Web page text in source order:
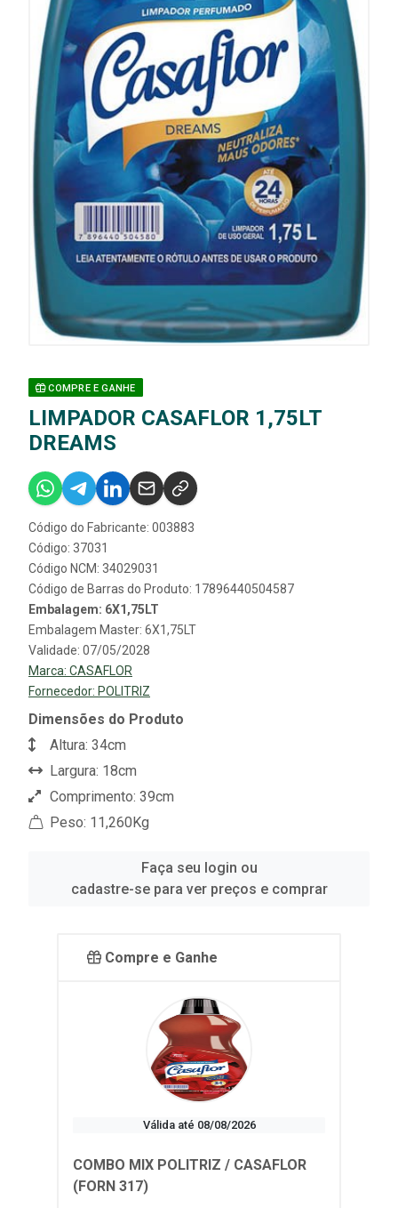
COMPRE E GANHE
LIMPADOR CASAFLOR 1,75LT
DREAMS
Código do Fabricante: 003883
Código: 37031
Código NCM: 34029031
Código de Barras do Produto: 17896440504587
Embalagem: 6X1,75LT
Embalagem Master: 6X1,75LT
Validade: 07/05/2028
Marca: CASAFLOR
Fornecedor: POLITRIZ
Dimensões do Produto
Altura: 34cm
Largura: 18cm
Comprimento: 39cm
Peso: 11,260Kg
Faça seu login ou
cadastre-se para ver preços e comprar
Compre e Ganhe
Válida até 08/08/2026
COMBO MIX POLITRIZ / CASAFLOR
(FORN 317)